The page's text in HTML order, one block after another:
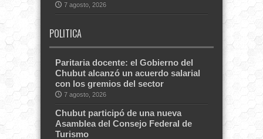
7 agosto, 2026
POLITICA
Paritaria docente: el Gobierno del
Chubut alcanzó un acuerdo salarial
con los gremios del sector
7 agosto, 2026
Chubut participó de una nueva
Asamblea del Consejo Federal de
Turismo